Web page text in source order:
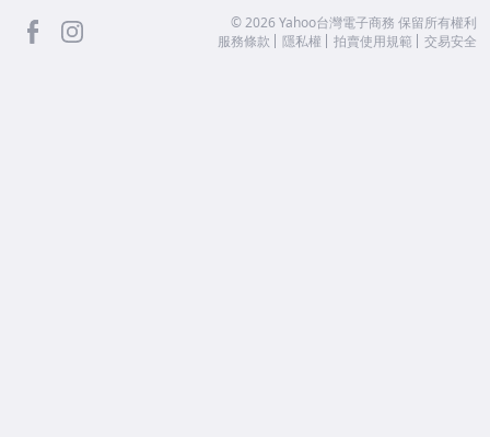
facebook ©2026 Yahoo台灣電子商務 保留所有權利
服務條款
隱私權 拍賣使用規範 交易安全